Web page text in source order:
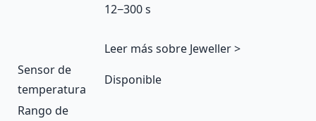
12−300 s
Leer más sobre Jeweller >
Sensor de
temperatura
Disponible
Rango de